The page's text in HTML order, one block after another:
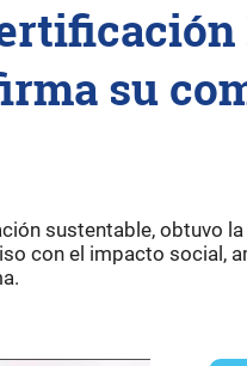
su
sustentable, obtuvo
con el impacto social,